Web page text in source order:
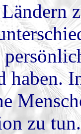
haben.
zu